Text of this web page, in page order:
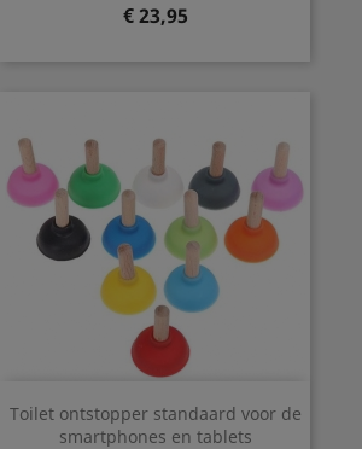
Prijs
€ 23,95
Toilet ontstopper standaard voor de
smartphones en tablets